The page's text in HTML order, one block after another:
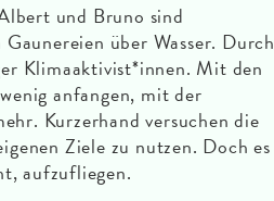
und Bruno sind
über Wasser. Durch
Klimaaktivist*innen. Mit den
anfangen, mit der
Kurzerhand versuchen die
Ziele zu nutzen. Doch es
aufzufliegen.